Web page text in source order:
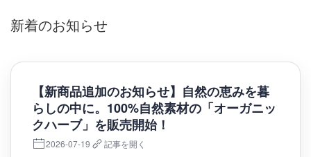
新着のお知らせ
【新商品追加のお知らせ】自然の恵みを暮
らしの中に。100%自然素材の「オーガニッ
クハーブ」を販売開始！
2026-07-19 記事を開く